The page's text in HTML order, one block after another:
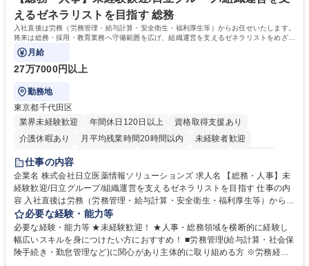
えるゼネラリストを目指す 総務
入社直後は労務（労務管理・給与計算・安全衛生・福利厚生等）からお任せいたします。
将来は総務・採用・教育業務へ守備範囲を広げ、組織運営を支えるゼネラリストをめざせ
ます。
月給
27万7000円以上
勤務地
東京都千代田区
業界未経験歓迎
年間休日120日以上
資格取得支援あり
介護休暇あり
月平均残業時間20時間以内
未経験者歓迎
住宅手当あり
育休あり
完全週休2日制 交通費支給 土日祝休み 寮・社宅あり
仕事の内容
企業名 株式会社日立医薬情報ソリューションズ 求人名 【総務・人事】未
経験歓迎/日立グループ/組織運営を支えるゼネラリストを目指す 仕事の内
容 入社直後は労務（労務管理・給与計算・安全衛生・福利厚生等）からお
任せいたします。将来は総務・採用・教育業務へ守備範囲を広げ、組織運
営を支えるゼネラリストをめざせます。 ・初期業務：労働時間管理、給与
計算、社会保険対応、福利厚生管理、安全衛生、健康経営推進等をお任せ
します。ご経験に応じて、休職者管理など、幅広く経験を積んでいただき
必要な経験・能力等
必要な経験・能力等 ★未経験歓迎！ ★人事・総務領域を横断的に経験し
幅広いスキルを身につけたい方におすすめ！ ■労務管理(給与計算・社会保
険手続き・勤怠管理など)に関心があり主体的に取り組める方 ※労務経験